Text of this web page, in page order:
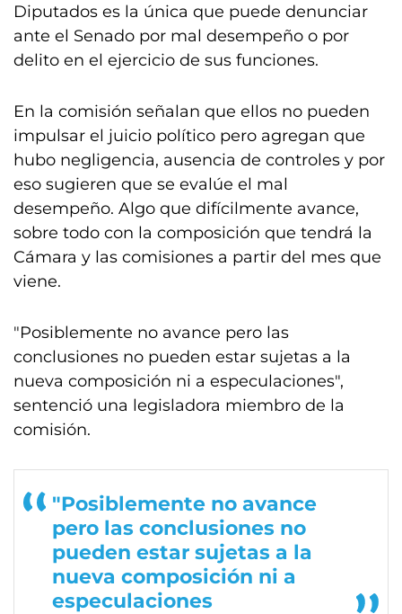
Diputados es la única que puede denunciar
ante el Senado por mal desempeño o por
delito en el ejercicio de sus funciones.
En la comisión señalan que ellos no pueden
impulsar el juicio político pero agregan que
hubo negligencia, ausencia de controles y por
eso sugieren que se evalúe el mal
desempeño. Algo que difícilmente avance,
sobre todo con la composición que tendrá la
Cámara y las comisiones a partir del mes que
viene.
"Posiblemente no avance pero las
conclusiones no pueden estar sujetas a la
nueva composición ni a especulaciones",
sentenció una legisladora miembro de la
comisión.
"Posiblemente no avance
pero las conclusiones no
pueden estar sujetas a la
nueva composición ni a
especulaciones